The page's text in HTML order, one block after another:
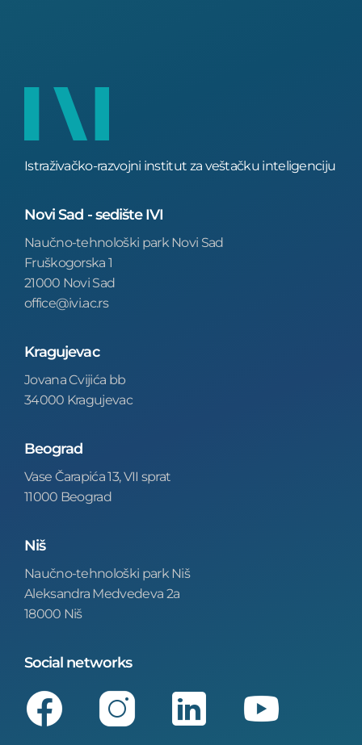
Istraživačko-razvojni institut za veštačku inteligenciju
Novi Sad - sedište IVI
Naučno-tehnološki park Novi Sad
Fruškogorska 1
21000 Novi Sad
office@ivi.ac.rs
Kragujevac
Jovana Cvijića bb
34000 Kragujevac
Beograd
Vase Čarapića 13, VII sprat
11000 Beograd
Niš
Naučno-tehnološki park Niš
Aleksandra Medvedeva 2a
18000 Niš
Social networks
Facebook Instagram LinkedIn